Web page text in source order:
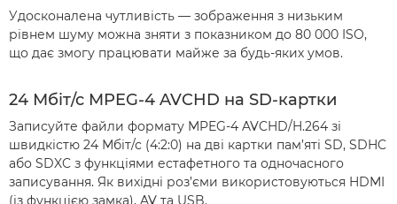
Удосконалена чутливість — зображення з низьким
рівнем шуму можна зняти з показником до 80 000 ISO,
що дає змогу працювати майже за будь-яких умов.
24 Мбіт/с MPEG-4 AVCHD на SD-картки
Записуйте файли формату MPEG-4 AVCHD/H.264 зі
швидкістю 24 Мбіт/с (4:2:0) на дві картки пам’яті SD, SDHC
або SDXC з функціями естафетного та одночасного
записування. Як вихідні роз’єми використовуються HDMI
(із функцією замка), AV та USB.